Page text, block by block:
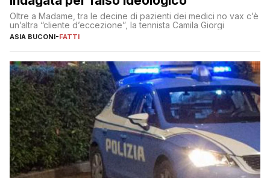
Oltre a Madame, tra le decine di pazienti dei medici no vax c’è
un’altra “cliente d’eccezione”, la tennista Camila Giorgi
ASIA BUCONI-FATTI